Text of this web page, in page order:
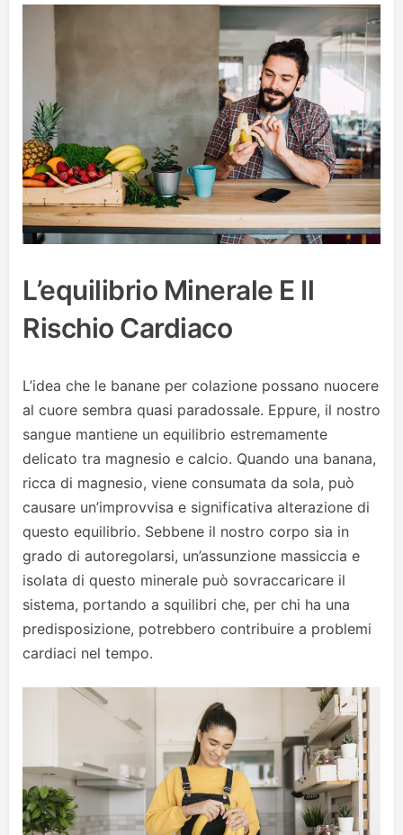
L’equilibrio Minerale E Il
Rischio Cardiaco
L’idea che le banane per colazione possano nuocere
al cuore sembra quasi paradossale. Eppure, il nostro
sangue mantiene un equilibrio estremamente
delicato tra magnesio e calcio. Quando una banana,
ricca di magnesio, viene consumata da sola, può
causare un’improvvisa e significativa alterazione di
questo equilibrio. Sebbene il nostro corpo sia in
grado di autoregolarsi, un’assunzione massiccia e
isolata di questo minerale può sovraccaricare il
sistema, portando a squilibri che, per chi ha una
predisposizione, potrebbero contribuire a problemi
cardiaci nel tempo.